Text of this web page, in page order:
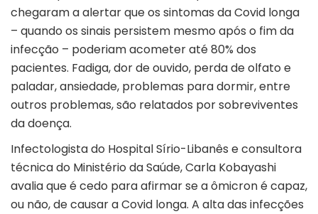
chegaram a alertar que os sintomas da Covid longa
– quando os sinais persistem mesmo após o fim da
infecção – poderiam acometer até 80% dos
pacientes. Fadiga, dor de ouvido, perda de olfato e
paladar, ansiedade, problemas para dormir, entre
outros problemas, são relatados por sobreviventes
da doença.
Infectologista do Hospital Sírio-Libanês e consultora
técnica do Ministério da Saúde, Carla Kobayashi
avalia que é cedo para afirmar se a ômicron é capaz,
ou não, de causar a Covid longa. A alta das infecções